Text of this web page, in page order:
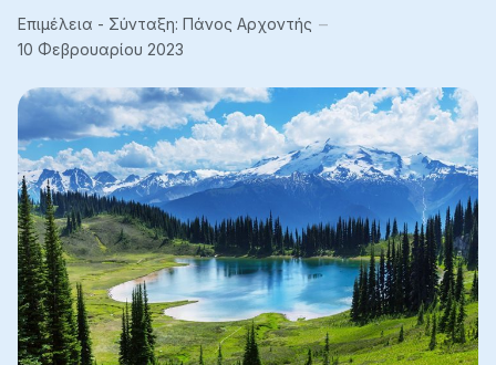
Επιμέλεια - Σύνταξη: Πάνος Αρχοντής
10 Φεβρουαρίου 2023